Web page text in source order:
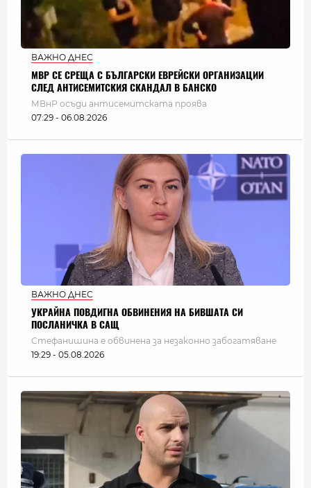
ВАЖНО ДНЕС
МВР СЕ СРЕЩА С БЪЛГАРСКИ ЕВРЕЙСКИ ОРГАНИЗАЦИИ
СЛЕД АНТИСЕМИТСКИЯ СКАНДАЛ В БАНСКО
МВнР осъди антисемитската проява
07:29 - 06.08.2026
ВАЖНО ДНЕС
УКРАЙНА ПОВДИГНА ОБВИНЕНИЯ НА БИВШАТА СИ
ПОСЛАНИЧКА В САЩ
Стефанишина е обвинена за незаконно забогатяване
19:29 - 05.08.2026